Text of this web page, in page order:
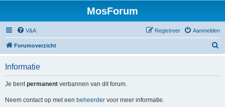
MosForum
V&A Aanmelden
Registreer
Forumoverzicht
Informatie
Je bentpermanent verbannen van dit forum.
Neem contact op met een beheerder voor meer informatie.